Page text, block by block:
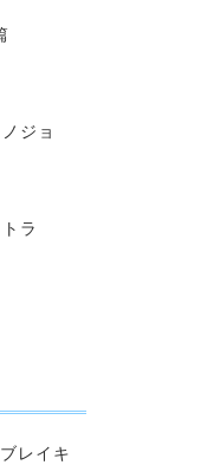
ジョ
ラ
レイキ